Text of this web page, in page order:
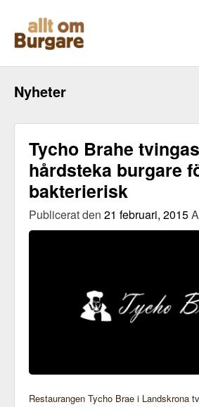
innehåll
Nyheter
Tycho Brahe tvingas
hårdsteka burgare
bakterierisk
Publicerat den 21 februari, 2015
Restaurangen Tycho Brae i Landskrona